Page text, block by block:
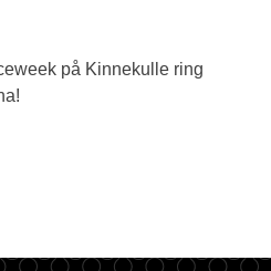
på Kinnekulle ring